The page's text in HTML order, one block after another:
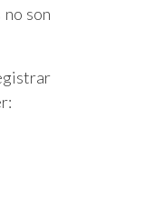
son